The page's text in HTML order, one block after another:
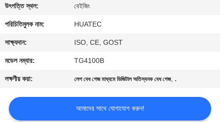
যোগাযোগ
করুন
উদ্ধৃতির
আবেদন
উৎপত্তি স্থল: বেইজিং
পরিচিতিমুলক নাম: HUATEC
সাক্ষ্যদান: ISO, CE, GOST
মডেল নম্বার: TG4100B
লক্ষণীয় করা: লেপ বেধ গেজ মাধ্যমে ডিজিটাল অতিস্বনক বেধ গেজ,.
আমাদের সাথে যোগাযোগ করুন!